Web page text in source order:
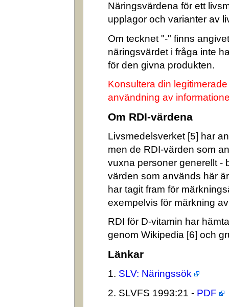
Näringsvärdena för ett
upplagor och varianter av
Om tecknet "-" finns
näringsvärdet i fråga inte
för den givna produkten.
Konsultera din
användning av
Om RDI-värdena
Livsmedelsverket [5] har
men de RDI-värden som
vuxna personer generellt -
värden som används här
har tagit fram för
exempelvis för märkning
RDI för D-vitamin har
genom Wikipedia [6] och
Länkar
1. SLV: Näringssök
2. SLVFS 1993:21 - PDF